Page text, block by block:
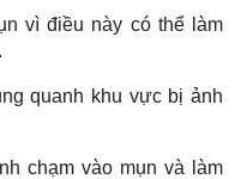
vì điều này có thể làm
quanh khu vực bị ảnh
chạm vào mụn và làm